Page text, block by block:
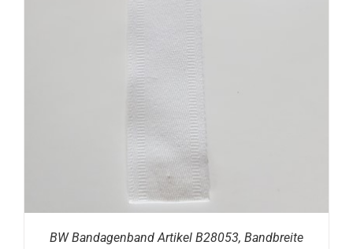
BW Bandagenband Artikel B28053, Bandbreite